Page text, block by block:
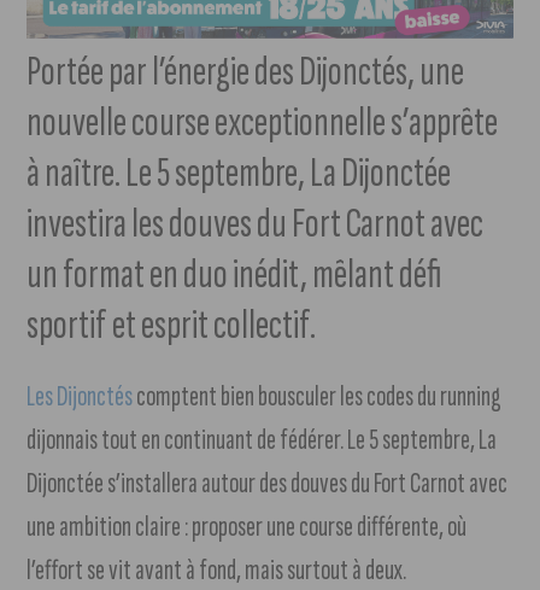
Portée par l’énergie des Dijonctés, une
nouvelle course exceptionnelle s’apprête
à naître. Le 5 septembre, La Dijonctée
investira les douves du Fort Carnot avec
un format en duo inédit, mêlant défi
sportif et esprit collectif.
Les Dijonctéscomptent bien bousculer les codes du running
dijonnais tout en continuant de fédérer. Le 5 septembre, La
Dijonctée s’installera autour des douves du Fort Carnot avec
une ambition claire : proposer une course différente, où
l’effort se vit avant à fond, mais surtout à deux.